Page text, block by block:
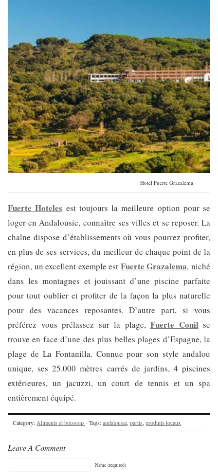
Hotel Fuerte Grazalema
Fuerte Hoteles est toujours la meilleure option pour se
loger en Andalousie, connaître ses villes et se reposer. La
chaîne dispose d’établissements où vous pourrez profiter,
en plus de ses services, du meilleur de chaque point de la
région, un excellent exemple est Fuerte Grazalema, niché
dans les montagnes et jouissant d’une piscine parfaite
pour tout oublier et profiter de la façon la plus naturelle
pour des vacances reposantes. D’autre part, si vous
préférez vous prélassez sur la plage, Fuerte Conilse
trouve en face d’une des plus belles plages d’Espagne, la
plage de La Fontanilla. Connue pour son style andalou
unique, ses 25.000 mètres carrés de jardins, 4 piscines
extérieures, un jacuzzi, un court de tennis et un spa
entièrement équipé.
Category:Aliments et boissons · Tags:andalousie,partis,produits locaux
Leave A Comment
Name (required)